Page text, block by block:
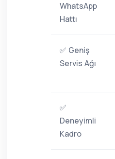
WhatsApp
Hattı
✅ Geniş
Servis Ağı
✅
Deneyimli
Kadro